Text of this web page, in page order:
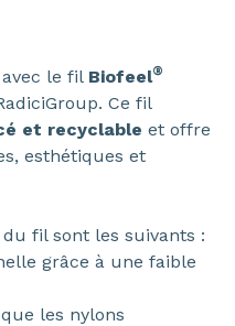
le fil Biofeel®
Ce fil
et recyclable et offre
esthétiques et
du fil sont les suivants :
grâce à une faible
les nylons